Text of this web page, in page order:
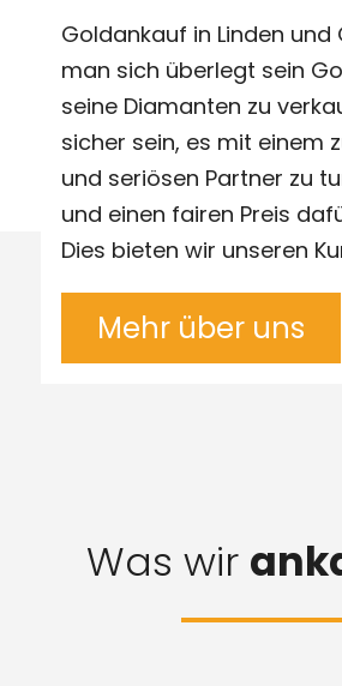
Goldankauf in Linden und
man sich überlegt sein
seine Diamanten zu
sicher sein, es mit einem
und seriösen Partner zu
und einen fairen Preis
Dies bieten wir unseren
Mehr über uns
Was wir